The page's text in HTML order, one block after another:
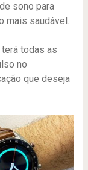
sono para
mais saudável.
todas as
no
que deseja